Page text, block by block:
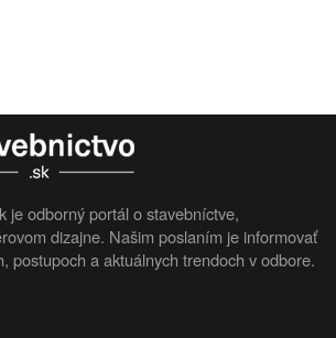
je odborný portál o stavebníctve,
dizajne. Našim poslaním je informovať
postupoch a aktuálnych trendoch v odbore.